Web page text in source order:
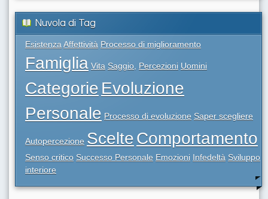
Nuvola di Tag
EsistenzaAffettività Processo di miglioramento
Famiglia Vita Saggio, Percezioni Uomini
Categorie Evoluzione
Personale Processo di evoluzione Saper scegliere
Autopercezione ScelteComportamento
Senso critico Successo Personale Emozioni Infedeltà Sviluppo
interiore